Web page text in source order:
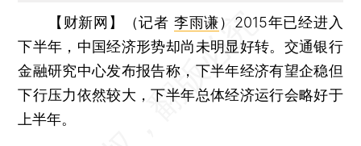
【财新网】（记者 李雨谦） 2015年已经进入
下半年，中国经济形势却尚未明显好转。交通银行
金融研究中心发布报告称，下半年经济有望企稳但
下行压力依然较大，下半年总体经济运行会略好于
上半年。